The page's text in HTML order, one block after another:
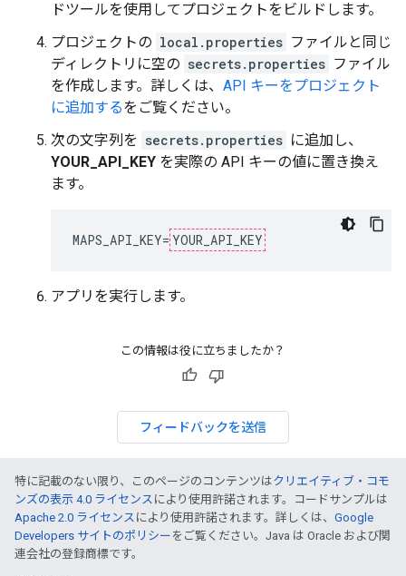
ドツールを使用してプロジェクトをビルドします。
プロジェクトの local.properties ファイルと同じ
ディレクトリに空の secrets.properties ファイル
を作成します。詳しくは、 API キーをプロジェクト
に追加するをご覧ください。
次の文字列を secrets.properties に追加し、
YOUR_API_KEY を実際の API キーの値に置き換え
ます。
MAPS_API_KEY= YOUR_API_KEY
アプリを実行します。
この情報は役に立ちましたか？
フィードバックを送信
特に記載のない限り、このページのコンテンツはクリエイティブ・コモ
ンズの表示 4.0 ライセンス により使用許諾されます。コードサンプルは
Apache 2.0 ライセンス により使用許諾されます。詳しくは、 Google
Developers サイトのポリシー をご覧ください。Java は Oracle および関
連会社の登録商標です。